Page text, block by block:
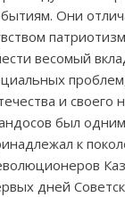
Они
весомый
и своего
был
к
дней